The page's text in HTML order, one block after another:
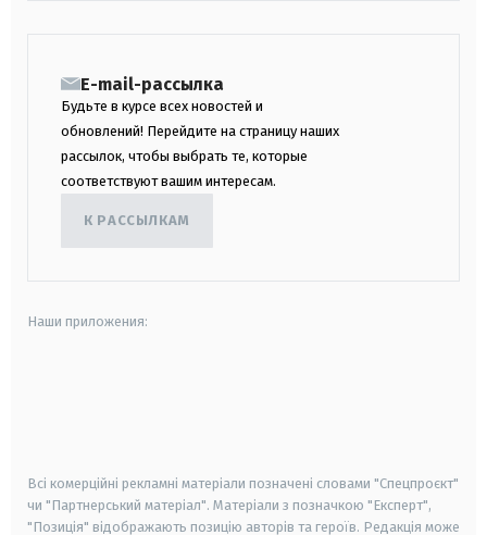
E-mail-рассылка
Будьте в курсе всех новостей и
обновлений! Перейдите на страницу наших
рассылок, чтобы выбрать те, которые
соответствуют вашим интересам.
К РАССЫЛКАМ
Наши приложения:
Всі комерційні рекламні матеріали позначені словами "Спецпроєкт"
чи "Партнерський матеріал". Матеріали з позначкою "Експерт",
"Позиція" відображають позицію авторів та героїв. Редакція може